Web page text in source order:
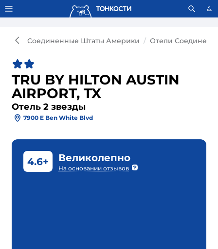
Тонкости используют сookie-файлы. Что это значит?
Соединенные Штаты Америки Отели
TRU BY HILTON AUSTIN
AIRPORT, TX
Отель 2 звезды
7900 E Ben White Blvd
4.6+ Великолепно
На основании отзывов